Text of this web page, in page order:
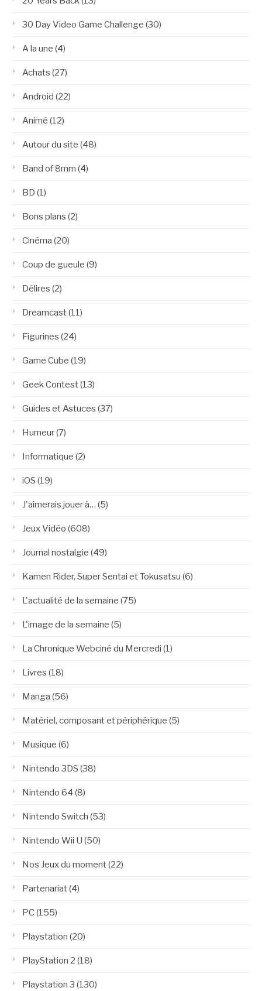
30 Day Video Game Challenge (30)
A la une (4)
Achats (27)
Android (22)
Animé (12)
Autour du site (48)
Band of 8mm (4)
BD (1)
Bons plans (2)
Cinéma (20)
Coup de gueule (9)
Délires (2)
Dreamcast(11)
Figurines (24)
Game Cube (19)
Geek Contest(13)
Guides et Astuces (37)
Humeur(7)
Informatique (2)
iOS (19)
J'aimerais jouer à… (5)
Jeux Vidéo (608)
Journal nostalgie (49)
Kamen Rider, Super Sentai et Tokusatsu (6)
L'actualité de la semaine (75)
L'image de la semaine (5)
La Chronique Webciné du Mercredi (1)
Livres (18)
Manga (56)
Matériel, composant et périphérique (5)
Musique (6)
Nintendo 3DS (38)
Nintendo 64 (8)
Nintendo Switch (53)
Nintendo Wii U (50)
Nos Jeux du moment(22)
Partenariat(4)
PC(155)
Playstation (20)
PlayStation 2 (18)
Playstation 3 (130)